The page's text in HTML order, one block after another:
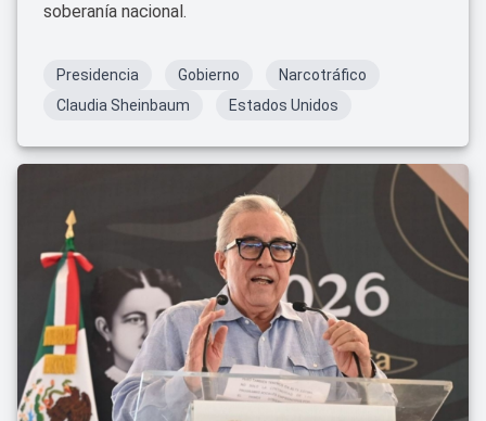
soberanía nacional.
Presidencia Gobierno
Narcotráfico
Claudia Sheinbaum
Estados Unidos